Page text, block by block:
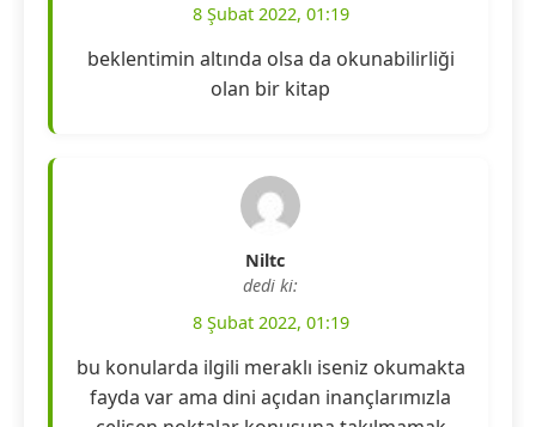
8 Şubat 2022, 01:19
beklentimin altında olsa da okunabilirliği
olan bir kitap
Niltc
dedi ki:
8 Şubat 2022, 01:19
bu konularda ilgili meraklı iseniz okumakta
fayda var ama dini açıdan inançlarımızla